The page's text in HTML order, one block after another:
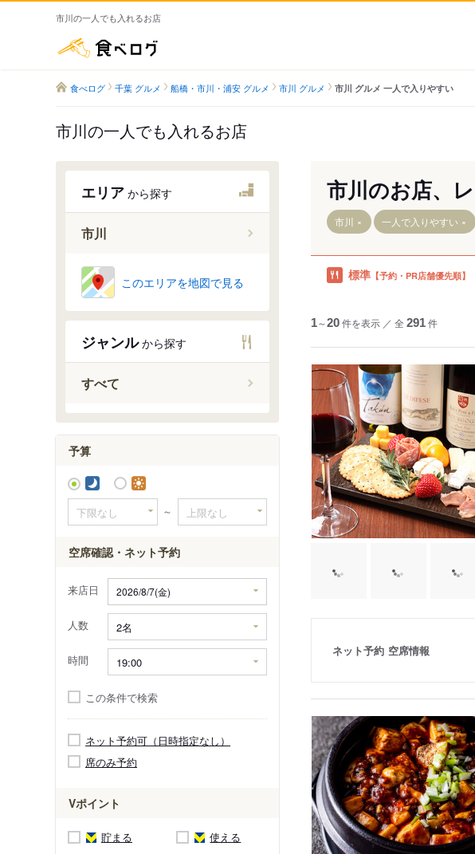
市川の一人でも入れるお店
食べログ 千葉 グルメ 船橋・市川・浦安 グルメ 市川 グルメ 市川 グルメ 一人で入りやすい
市川の一人でも入れるお店
エリア から探す
市川
市川大野駅
市川駅
市川塩浜駅
二俣新町駅
南行徳駅
行徳駅
妙典駅
このエリアを地図で見る
ジャンルから探す
すべて
予算
～
空席確認・ネット予約
来店日
人数
時間
この条件で検索
ネット予約可（日時指定なし）
席のみ予約
Vポイント
貯まる 使える
市川のお店、
市川 一人で入りやすい
標準 【予約・PR店舗優先順】
1～20件を表示 ／ 全 291件
ネット予約 空席情報